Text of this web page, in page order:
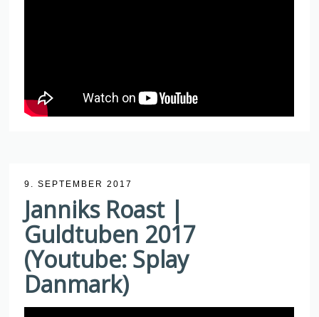
9. SEPTEMBER 2017
Janniks Roast |
Guldtuben 2017
(Youtube: Splay
Danmark)